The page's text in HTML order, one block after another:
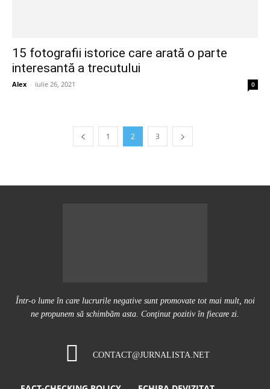
15 fotografii istorice care arată o parte
interesantă a trecutului
Alex - iulie 26, 2021 0
1 2 3
Într-o lume în care lucrurile negative sunt promovate tot mai mult, noi
ne propunem să schimbăm asta. Conţinut pozitiv în fiecare zi.
CONTACT@JURNALISTA.NET